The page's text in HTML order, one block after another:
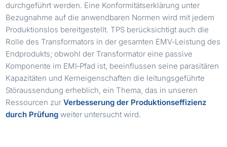
durchgeführt werden. Eine Konformitätserklärung unter
Bezugnahme auf die anwendbaren Normen wird mit jedem
Produktionslos bereitgestellt. TPS berücksichtigt auch die
Rolle des Transformators in der gesamten EMV‑Leistung des
Endprodukts; obwohl der Transformator eine passive
Komponente im EMI‑Pfad ist, beeinflussen seine parasitären
Kapazitäten und Kerneigenschaften die leitungsgeführte
Störaussendung erheblich, ein Thema, das in unseren
Ressourcen zurVerbesserung der Produktionseffizienz
durch Prüfung weiter untersucht wird.